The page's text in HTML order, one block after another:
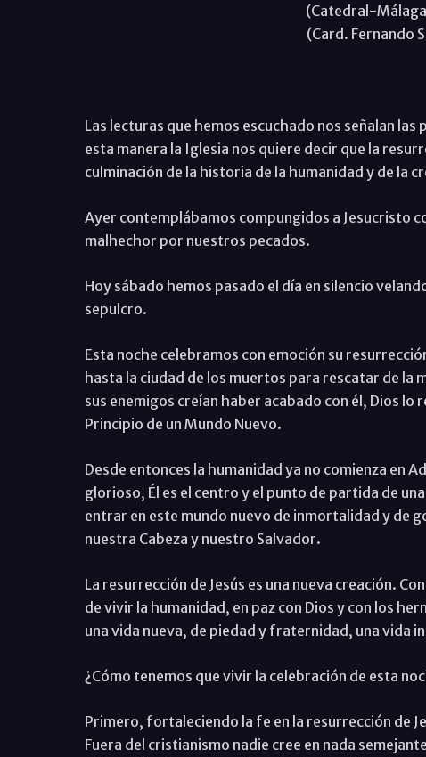
(Catedral-
(Card. Fernando
Las lecturas que hemos escuchado nos señalan
esta manera la Iglesia nos quiere decir que la
culminación de la historia de la humanidad y de la
Ayer contemplábamos compungidos a Jesucristo
malhechor por nuestros pecados.
Hoy sábado hemos pasado el día en silencio
sepulcro.
Esta noche celebramos con emoción su
hasta la ciudad de los muertos para rescatar de la
sus enemigos creían haber acabado con él, Dios
Principio de un Mundo Nuevo.
Desde entonces la humanidad ya no comienza en
glorioso, Él es el centro y el punto de partida de
entrar en este mundo nuevo de inmortalidad y de
nuestra Cabeza y nuestro Salvador.
La resurrección de Jesús es una nueva creación.
de vivir la humanidad, en paz con Dios y con los
una vida nueva, de piedad y fraternidad, una vida
¿Cómo tenemos que vivir la celebración de esta
Primero, fortaleciendo la fe en la resurrección de
Fuera del cristianismo nadie cree en nada